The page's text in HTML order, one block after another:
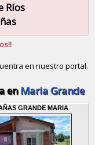
Ríos
en nuestro portal.
enMaria Grande
GRANDE MARIA